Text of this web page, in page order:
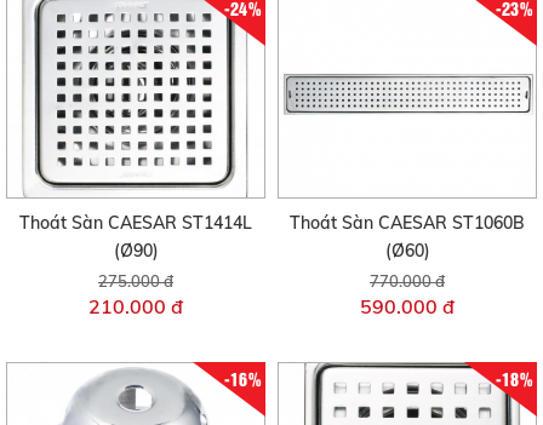
-24%
Thoát Sàn CAESAR ST1414L
(Ø90)
275.000 đ
210.000 đ
-23%
Thoát Sàn CAESAR ST1060B
(Ø60)
770.000 đ
590.000 đ
-16% -18%